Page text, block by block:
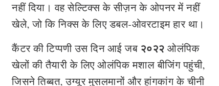
नहीं दिया। वह सेल्टिक्स के सीज़न के ओपनर में नहीं
खेले, जो कि निक्स के लिए डबल-ओवरटाइम हार था।
कैंटर की टिप्पणी उस दिन आई जब २०२२ ओलंपिक
खेलों की तैयारी के लिए ओलंपिक मशाल बीजिंग पहुंची,
जिसने तिब्बत, उग्यूर मुसलमानों और हांगकांग के चीनी